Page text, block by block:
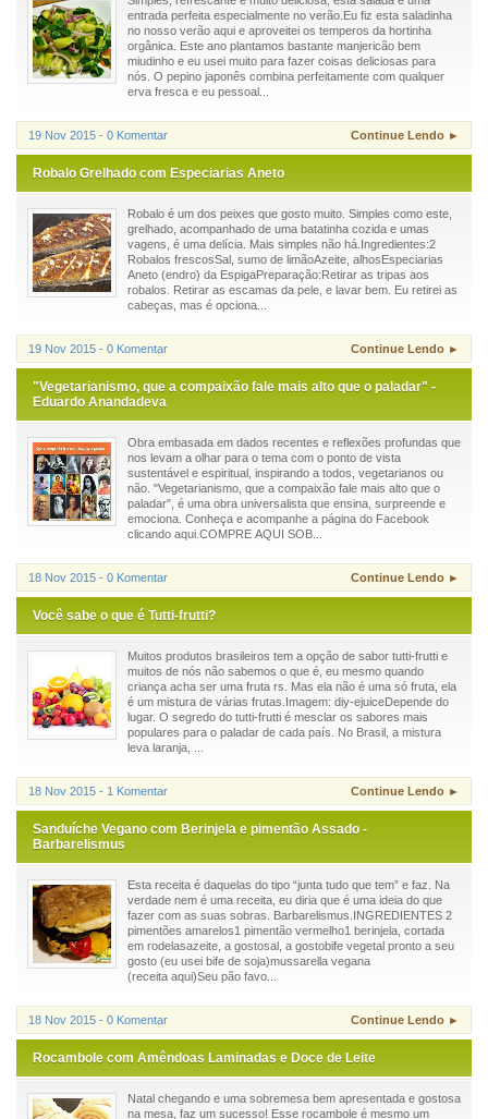
entrada perfeita especialmente no verão.Eu fiz esta saladinha
no nosso verão aqui e aproveitei os temperos da hortinha
orgânica. Este ano plantamos bastante manjericão bem
miudinho e eu usei muito para fazer coisas deliciosas para
nós. O pepino japonês combina perfeitamente com qualquer
erva fresca e eu pessoal...
19 Nov 2015 - 0 Komentar Continue Lendo ►
Robalo Grelhado com Especiarias Aneto
Robalo é um dos peixes que gosto muito. Simples como este,
grelhado, acompanhado de uma batatinha cozida e umas
vagens, é uma delícia. Mais simples não há.Ingredientes:2
Robalos frescosSal, sumo de limãoAzeite, alhosEspeciarias
Aneto (endro) da EspigaPreparação:Retirar as tripas aos
robalos. Retirar as escamas da pele, e lavar bem. Eu retirei as
cabeças, mas é opciona...
19 Nov 2015 - 0 Komentar Continue Lendo ►
"Vegetarianismo, que a compaixão fale mais alto que o paladar" -
Eduardo Anandadeva
Obra embasada em dados recentes e reflexões profundas que
nos levam a olhar para o tema com o ponto de vista
sustentável e espiritual, inspirando a todos, vegetarianos ou
não. "Vegetarianismo, que a compaixão fale mais alto que o
paladar", é uma obra universalista que ensina, surpreende e
emociona. Conheça e acompanhe a página do Facebook
clicando aqui.COMPRE AQUI SOB...
18 Nov 2015 - 0 Komentar Continue Lendo ►
Você sabe o que é Tutti-frutti?
Muitos produtos brasileiros tem a opção de sabor tutti-frutti e
muitos de nós não sabemos o que é, eu mesmo quando
criança acha ser uma fruta rs. Mas ela não é uma só fruta, ela
é um mistura de várias frutas.Imagem: diy-ejuiceDepende do
lugar. O segredo do tutti-frutti é mesclar os sabores mais
populares para o paladar de cada país. No Brasil, a mistura
leva laranja, ...
18 Nov 2015 - 1 Komentar Continue Lendo ►
Sanduíche Vegano com Berinjela e pimentão Assado -
Barbarelismus
Esta receita é daquelas do tipo “junta tudo que tem” e faz. Na
verdade nem é uma receita, eu diria que é uma ideia do que
fazer com as suas sobras. Barbarelismus.INGREDIENTES 2
pimentões amarelos1 pimentão vermelho1 berinjela, cortada
em rodelasazeite, a gostosal, a gostobife vegetal pronto a seu
gosto (eu usei bife de soja)mussarella vegana
(receita aqui)Seu pão favo...
18 Nov 2015 - 0 Komentar Continue Lendo ►
Rocambole com Amêndoas Laminadas e Doce de Leite
Natal chegando e uma sobremesa bem apresentada e gostosa
na mesa, faz um sucesso! Esse rocambole é mesmo um